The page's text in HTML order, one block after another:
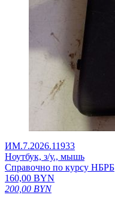
ИМ.7.2026.11933
Ноутбук, з/у., мышь
Справочно по курсу НБРБ
160,00 BYN
200,00 BYN